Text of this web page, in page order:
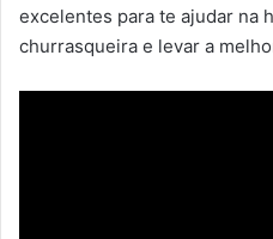
excelentes para te ajudar na
churrasqueira e levar a